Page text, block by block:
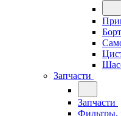
Запчасти
Запчасти
Фильтры,